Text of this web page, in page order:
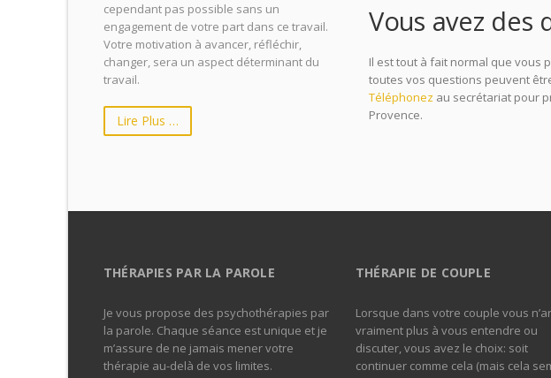
Vous avez des
Il est tout à fait normal que vous
toutes vos questions peuvent
Téléphonez au secrétariat pour
Provence.
cependant pas possible sans un
engagement de votre part dans ce travail.
Votre motivation à avancer, réfléchir,
changer, sera un aspect déterminant du
travail.
Lire Plus …
THÉRAPIES PAR LA PAROLE
Je vous propose des psychothérapies par
la parole. Chaque séance est unique et je
m’assure de ne jamais mener votre
thérapie au-delà de vos limites.
THÉRAPIE DE COUPLE
Lorsque dans votre couple vous
vraiment plus à vous entendre ou
discuter, vous avez le choix: soit
continuer comme cela (mais cela